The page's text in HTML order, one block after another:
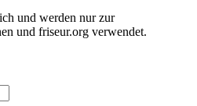
und werden nur zur
und friseur.org verwendet.